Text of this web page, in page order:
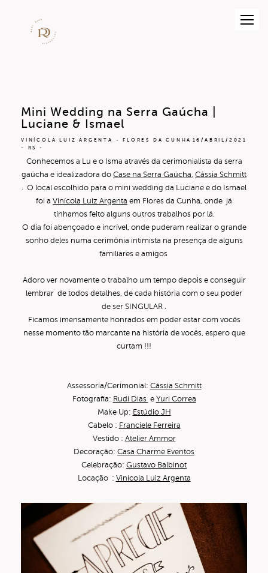
VINÍCOLA LUIZ ARGENTA - FLORES DA CUNHA
- RS
16/ABRIL/2021
Mini Wedding na Serra Gaúcha |
Luciane & Ismael
Conhecemos a Lu e o Isma através da cerimonialista da serra
gaúcha e idealizadora do Case na Serra Gaúcha, Cássia Schmitt
. O local escolhido para o mini wedding da Luciane e do Ismael
foi a Vinícola Luiz Argenta em Flores da Cunha, onde já
tínhamos feito alguns outros trabalhos por lá.
O dia foi abençoado e incrível, onde puderam realizar o grande
sonho deles numa cerimônia intimista na presença de alguns
familiares e amigos
Adoro ver novamente o trabalho um tempo depois e conseguir
lembrar de todos detalhes, de cada história com o seu poder
de ser SINGULAR .
Ficamos imensamente honrados em poder estar com vocês
nesse momento tão marcante na história de vocês, espero que
curtam !!!
Assessoria/Cerimonial: Cássia Schmitt
Fotografia: Rudi Dias e Yuri Correa
Make Up: Estúdio JH
Cabelo : Franciele Ferreira
Vestido : Atelier Ammor
Decoração: Casa Charme Eventos
Celebração: Gustavo Balbinot
Locação : Vinícola Luiz Argenta